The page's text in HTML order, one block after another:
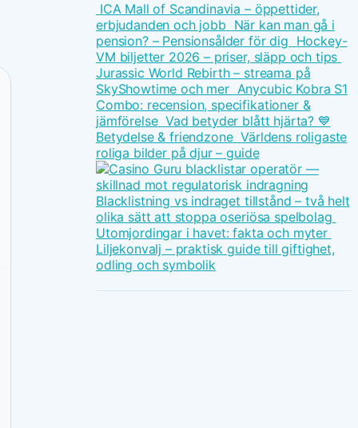
ICA Mall of Scandinavia – öppettider,
erbjudanden och jobb När kan man gå i
pension? – Pensionsålder för dig Hockey-
VM biljetter 2026 – priser, släpp och tips
Jurassic World Rebirth – streama på
SkyShowtime och mer Anycubic Kobra S1
Combo: recension, specifikationer &
jämförelse Vad betyder blått hjärta? 💙
Betydelse & friendzone Världens roligaste
roliga bilder på djur – guide
Blacklistning vs indraget tillstånd – två helt
olika sätt att stoppa oseriösa spelbolag
Utomjordingar i havet: fakta och myter
Liljekonvalj – praktisk guide till giftighet,
odling och symbolik